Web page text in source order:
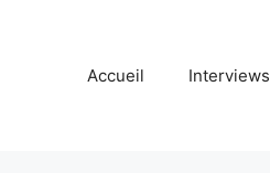
Accueil Interviews